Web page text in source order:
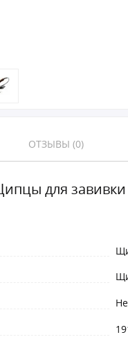
ОТЗЫВЫ (0)
для завивки